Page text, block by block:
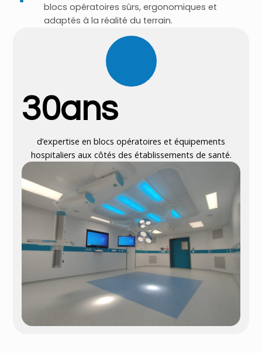
blocs opératoires sûrs, ergonomiques et
adaptés à la réalité du terrain.
30ans
d’expertise en blocs opératoires et équipements
hospitaliers aux côtés des établissements de santé.